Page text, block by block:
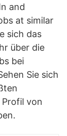
and
at similar
sich das
über die
bei
Sie sich
von